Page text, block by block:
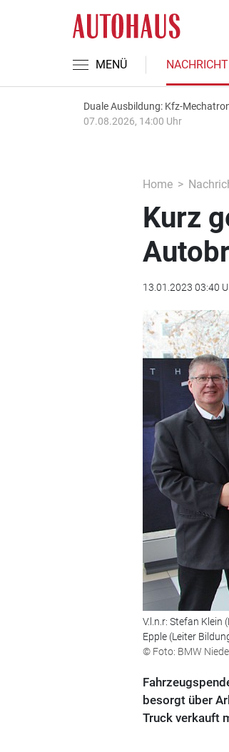
MENÜ
Duale Ausbildung: Kfz-
07.08.2026, 14:00 Uhr
Home
Kurz
13.01.2023 03:40
V.l.n.r: Stefan
Epple (Leiter
© Foto: BMW
besorgt über
Truck verkauft